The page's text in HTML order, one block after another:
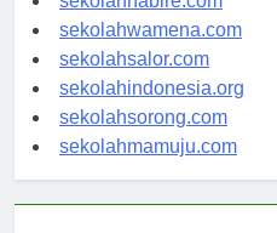
sekolahnabire.com
sekolahwamena.com
sekolahsalor.com
sekolahindonesia.org
sekolahsorong.com